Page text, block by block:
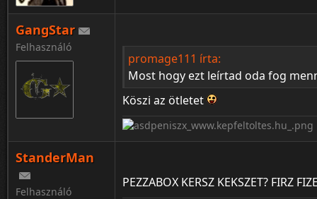
GangStar
Felhasználó
promage111 írta:
Most hogy ezt leírtad oda fog
Köszi az ötletet
StanderMan
Felhasználó
PEZZABOX KERSZ KEKSZET? FIRZ